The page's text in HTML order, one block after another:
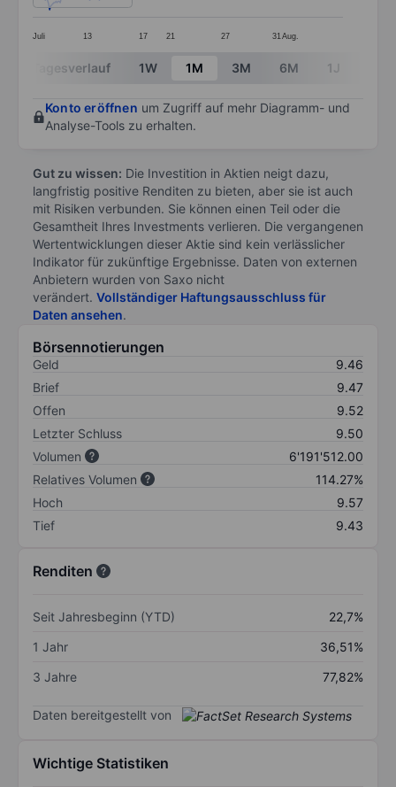
Juli 13 17 21 27 31 Aug.
End of interactive chart.
Tagesverlauf 1W 1M 3M 6M 1J
Konto eröffnen um Zugriff auf mehr Diagramm- und
Analyse-Tools zu erhalten.
Gut zu wissen: Die Investition in Aktien neigt dazu,
langfristig positive Renditen zu bieten, aber sie ist auch
mit Risiken verbunden. Sie können einen Teil oder die
Gesamtheit Ihres Investments verlieren. Die vergangenen
Wertentwicklungen dieser Aktie sind kein verlässlicher
Indikator für zukünftige Ergebnisse. Daten von externen
Anbietern wurden von Saxo nicht
verändert. Vollständiger Haftungsausschluss für
Daten ansehen.
Börsennotierungen
Geld
9.46
Brief
9.47
Offen
9.52
Letzter Schluss
9.50
Volumen
6'191'512.00
Relatives Volumen
114.27%
Hoch
9.57
Tief
9.43
Renditen
Seit Jahresbeginn (YTD)
22,7%
1 Jahr
36,51%
3 Jahre
77,82%
Daten bereitgestellt von
Wichtige Statistiken